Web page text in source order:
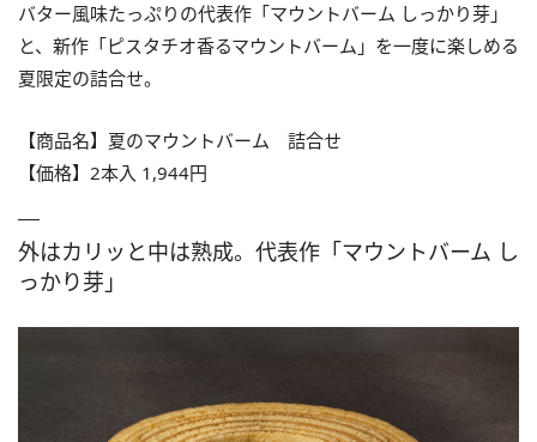
バター⾵味たっぷりの代表作「マウントバーム しっかり芽」
と、新作「ピスタチオ香るマウントバーム」を⼀度に楽しめる
夏限定の詰合せ。
【商品名】夏のマウントバーム 詰合せ
【価格】2本入 1,944円
外はカリッと中は熟成。代表作「マウントバーム し
っかり芽」